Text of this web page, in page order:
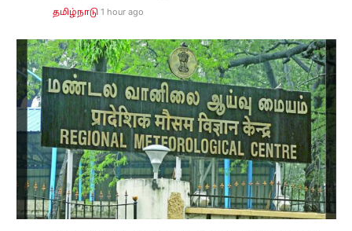
தமிழ்நாடு 1 hour ago